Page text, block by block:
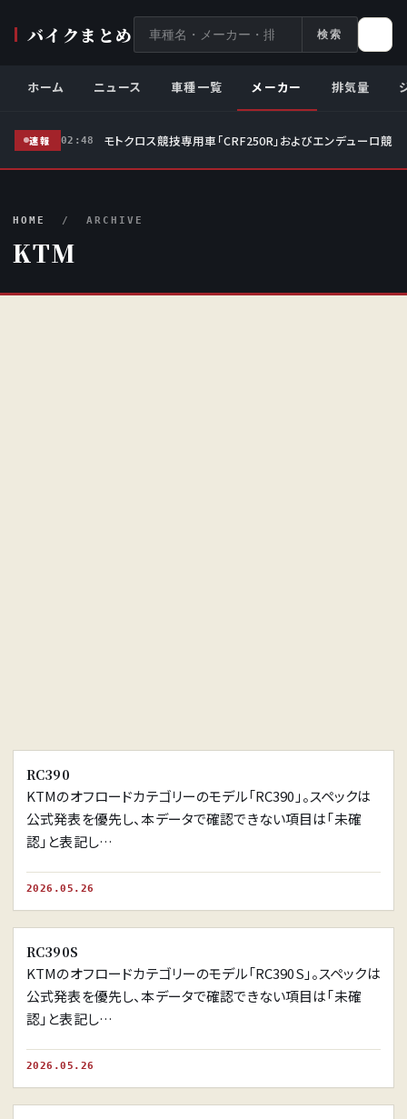
バイクまとめ
イ
内
索
検索
ホーム ニュース 車種一覧 メーカー 排気量
速報 02:48 モトクロス競技専用車「CRF250R」およびエンデューロ競
HOME / ARCHIVE
KTM
RC390
KTMのオフロードカテゴリーのモデル「RC390」。スペックは
公式発表を優先し、本データで確認できない項目は「未確
認」と表記し…
2026.05.26
※画像はイメージです。
RC390S
KTMのオフロードカテゴリーのモデル「RC390S」。スペックは
公式発表を優先し、本データで確認できない項目は「未確
認」と表記し…
2026.05.26
※画像はイメージです。